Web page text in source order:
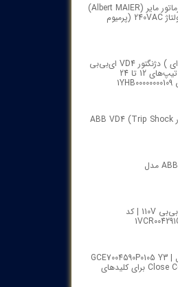
رله گازی بوخهلتس ترانسفورماتور مایر (Albert MAIER)
مدل MBP 3 - سایز DN25 ولتاژ 240VAC (پرمیوم
کنتاکت لاله ای ( پنچه گربه ای ) دژنگتور VD4 ای‌بی‌بی
ساخت ایتالیا - مناسب برای تیپ‌های 12 تا 24
کمک‌فنر" دمپر بریکر " دژنکتور ABB VD4 (Trip Shock
کنتاکت کمکی ۵ پل دژنکتور ABB مدل
بوبین وصل دژنکتور VD4 ای‌بی‌بی 110V | کد
بوبین فرمان وصل ABB مدل GCE7004590P0105 Y3 |
Close Coil Assembly 110/125VDC برای کلیدهای